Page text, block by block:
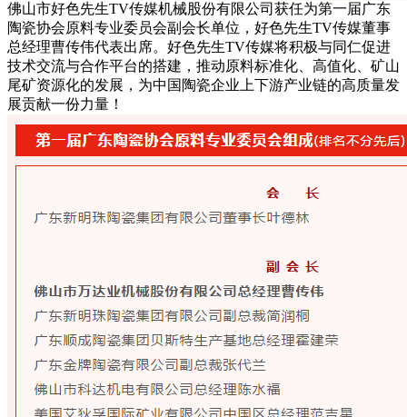
佛山市好色先生TV传媒机械股份有限公司获任为第一届广东
陶瓷协会原料专业委员会副会长单位，好色先生TV传媒董事
总经理曹传伟代表出席。好色先生TV传媒将积极与同仁促进
技术交流与合作平台的搭建，推动原料标准化、高值化、矿山
尾矿资源化的发展，为中国陶瓷企业上下游产业链的高质量发
展贡献一份力量！